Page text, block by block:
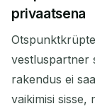
privaatsena
vestluspartner
rakendus ei
vaikimisi sisse,